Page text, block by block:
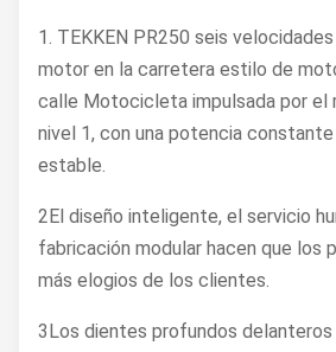
1. TEKKEN PR250 seis
motor en la carretera estilo de
calle Motocicleta impulsada por el
nivel 1, con una potencia
estable.
2El diseño inteligente, el servicio
fabricación modular hacen que los
más elogios de los clientes.
3Los dientes profundos